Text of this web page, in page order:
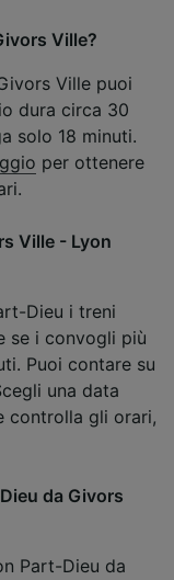
Ville?
Ville puoi
dura circa 30
solo 18 minuti.
per ottenere
Ville - Lyon
Dieu i treni
se i convogli più
Puoi contare su
una data
controlla gli orari,
da Givors
Part-Dieu da